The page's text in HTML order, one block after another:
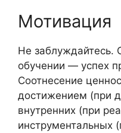
Мотивация
Не заблуждайтесь.
обучении — успех
Соотнесение
достижением (при
внутренних (при
инструментальных